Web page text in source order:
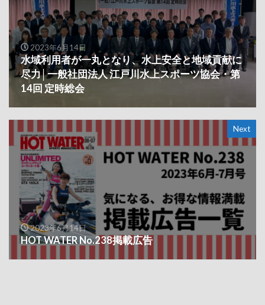
2023年6月14日
水域利用者が一丸となり、水上安全と地域貢献に
尽力│一般社団法人 江戸川水上スポーツ協会・第
14回 定時総会
Next
2023年6月14日
HOT WATER No.238掲載広告